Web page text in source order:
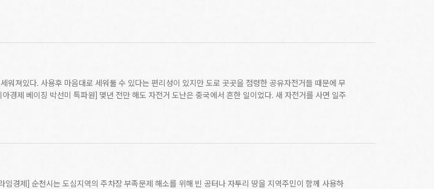
워져있다. 사용후 마음대로 세워둘 수 있다는 편리성이 있지만 도로 곳곳을 점령한 공유자전거들 때문에 무
경제 베이징 박선미 특파원] 몇년 전만 해도 자전거 도난은 중국에서 흔한 일이었다. 새 자전거를 사면 일주
제] 순천시는 도심지역의 주차장 부족문제 해소를 위해 빈 공터나 자투리 땅을 지역주민이 함께 사용하